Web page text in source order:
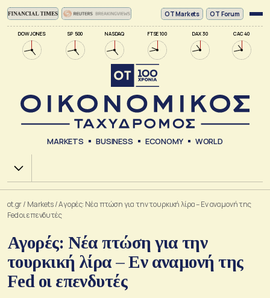
DOW JONES SP 500 NASDAQ FTSE 100 DAX 30 CAC 40
ΟΤ Markets OT Forum
MARKETS BUSINESS ECONOMY WORLD
Χ.Α.
ot.gr/ Markets/Αγορές: Νέα πτώση για την τουρκική λίρα – Εν αναμονή της
Fed οι επενδυτές
Αγορές: Νέα πτώση για την
τουρκική λίρα – Εν αναμονή της
Fed οι επενδυτές